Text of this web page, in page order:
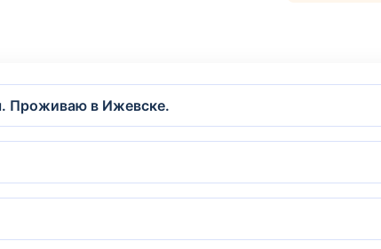
Проживаю в Ижевске.